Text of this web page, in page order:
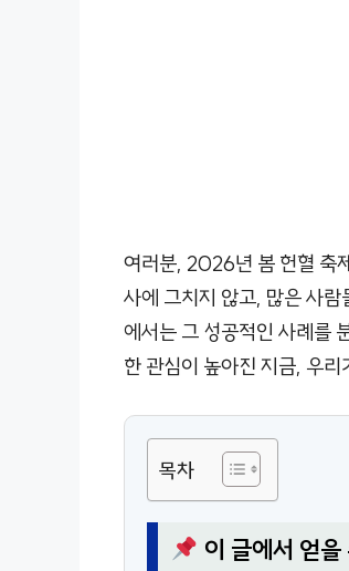
여러분, 2026년 봄 헌혈 축
사에 그치지 않고, 많은 사
에서는 그 성공적인 사례를
한 관심이 높아진 지금, 우
목차
이 글에서 얻